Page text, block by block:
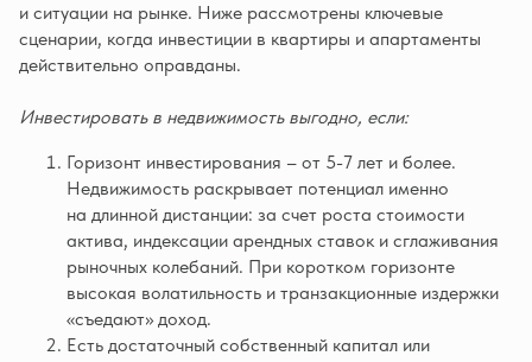
и ситуации на рынке. Ниже рассмотрены ключевые
сценарии, когда инвестиции в квартиры и апартаменты
действительно оправданы.
Инвестировать в недвижимость выгодно, если:
Горизонт инвестирования – от 5-7 лет и более.
Недвижимость раскрывает потенциал именно
на длинной дистанции: за счет роста стоимости
актива, индексации арендных ставок и сглаживания
рыночных колебаний. При коротком горизонте
высокая волатильность и транзакционные издержки
«съедают» доход.
Есть достаточный собственный капитал или